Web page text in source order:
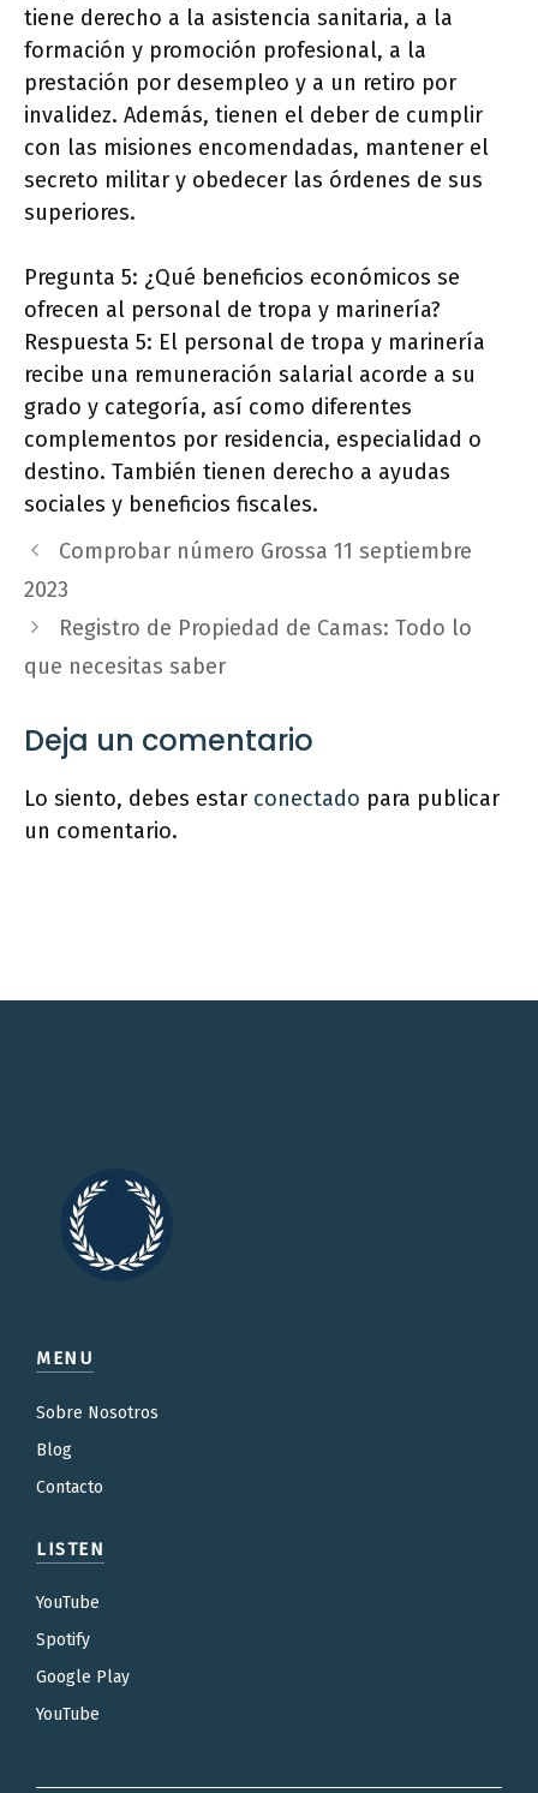
tiene derecho a la asistencia sanitaria, a la
formación y promoción profesional, a la
prestación por desempleo y a un retiro por
invalidez. Además, tienen el deber de cumplir
con las misiones encomendadas, mantener el
secreto militar y obedecer las órdenes de sus
superiores.
Pregunta 5: ¿Qué beneficios económicos se
ofrecen al personal de tropa y marinería?
Respuesta 5: El personal de tropa y marinería
recibe una remuneración salarial acorde a su
grado y categoría, así como diferentes
complementos por residencia, especialidad o
destino. También tienen derecho a ayudas
sociales y beneficios fiscales.
Comprobar número Grossa 11 septiembre
2023
Registro de Propiedad de Camas: Todo lo
que necesitas saber
Deja un comentario
Lo siento, debes estar conectado para publicar
un comentario.
MENU
Sobre Nosotros
Blog
Contacto
LISTEN
YouTube
Spotify
Google Play
YouTube